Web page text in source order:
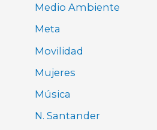
Medio Ambiente
Meta
Movilidad
Mujeres
Música
N. Santander